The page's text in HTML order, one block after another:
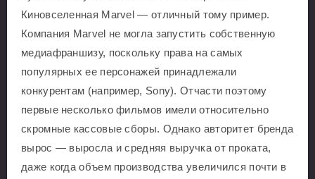
Киновселенная Marvel — отличный тому пример.
Компания Marvel не могла запустить собственную
медиафраншизу, поскольку права на самых
популярных ее персонажей принадлежали
конкурентам (например, Sony). Отчасти поэтому
первые несколько фильмов имели относительно
скромные кассовые сборы. Однако авторитет бренда
вырос — выросла и средняя выручка от проката,
даже когда объем производства увеличился почти в